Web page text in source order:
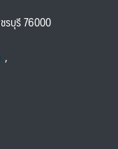
รบุรี 76000
,